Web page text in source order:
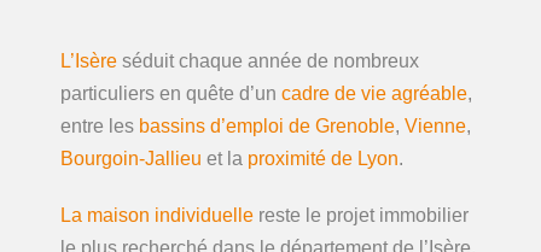
L’Isère séduit chaque année de nombreux
particuliers en quête d’un cadre de vie agréable,
entre les bassins d’emploi de Grenoble, Vienne,
Bourgoin-Jallieu et la proximité de Lyon.
La maison individuelle reste le projet immobilier